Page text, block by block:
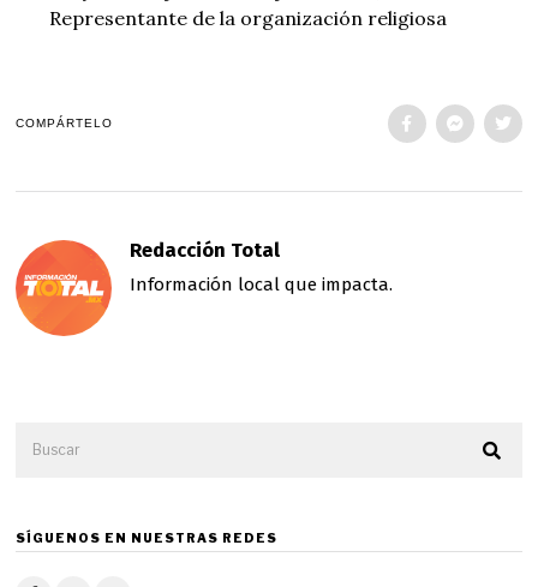
Representante de la organización religiosa
COMPÁRTELO
Redacción Total
Información local que impacta.
SÍGUENOS EN NUESTRAS REDES